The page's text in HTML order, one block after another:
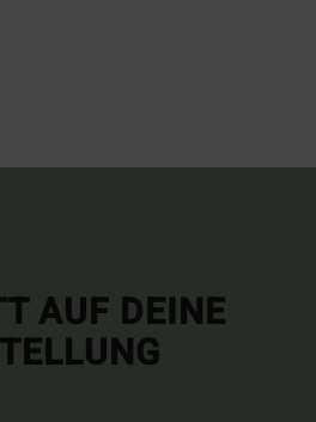
AUF DEINE